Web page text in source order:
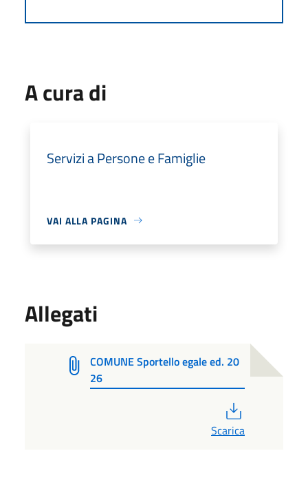
A cura di
Servizi a Persone e Famiglie
VAI ALLA PAGINA
Allegati
COMUNE Sportello egale ed. 20
26
Scarica